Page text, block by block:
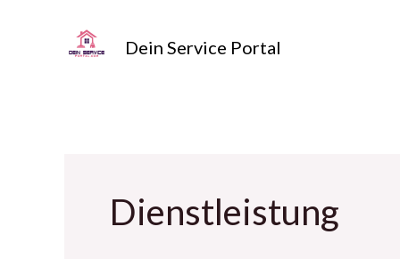
Dein Service Portal
Dienstleistung